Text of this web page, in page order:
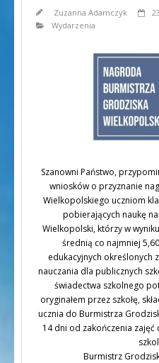
Zuzanna Adamczyk
Wydarzenia
Szanowni Państwo,
wniosków o przyznanie
Wielkopolskiego uczniom
pobierających naukę
Wielkopolski, którzy w
średnią co najmniej
edukacyjnych określonych
nauczania dla publicznych
świadectwa szkolnego
oryginałem przez szkołę,
ucznia do Burmistrza
14 dni od zakończenia
Burmistrz